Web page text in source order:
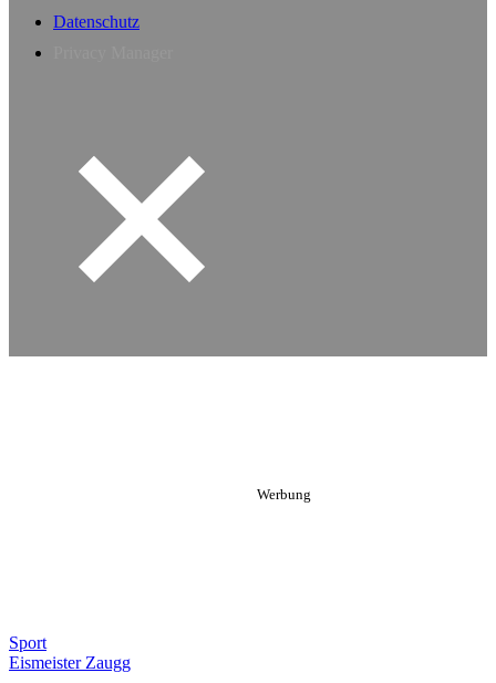
Datenschutz
Sport
Eismeister Zaugg